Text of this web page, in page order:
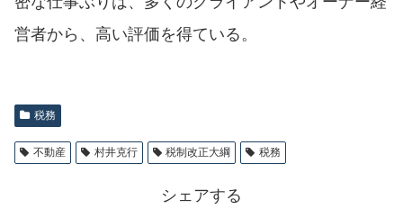
営者から、高い評価を得ている。
税務
不動産 村井克行 税制改正大綱 税務
シェアする